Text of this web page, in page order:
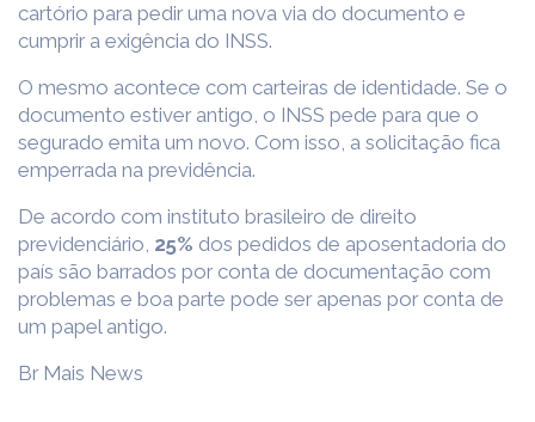
cartório para pedir uma nova via do documento e
cumprir a exigência do INSS.
O mesmo acontece com carteiras de identidade. Se o
documento estiver antigo, o INSS pede para que o
segurado emita um novo. Com isso, a solicitação fica
emperrada na previdência.
De acordo com instituto brasileiro de direito
previdenciário, 25% dos pedidos de aposentadoria do
país são barrados por conta de documentação com
problemas e boa parte pode ser apenas por conta de
um papel antigo.
Br Mais News